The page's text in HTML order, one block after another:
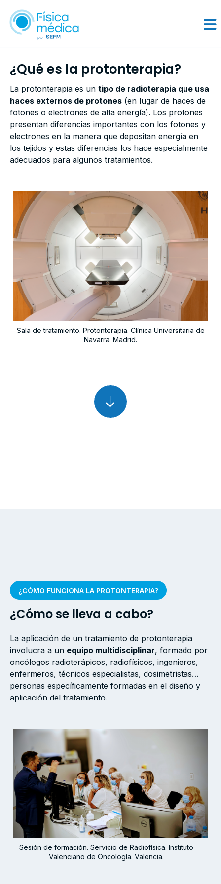
arrow_right_alt
Sala de tratamiento. Protonterapia. Clínica Universitaria de
Navarra. Madrid.
¿Qué es la protonterapia?
La protonterapia es un tipo de radioterapia que usa
haces externos de protones (en lugar de haces de
fotones o electrones de alta energía). Los protones
presentan diferencias importantes con los fotones y
electrones en la manera que depositan energía en
los tejidos y estas diferencias los hace especialmente
adecuados para algunos tratamientos.
Sesión de formación. Servicio de Radiofísica. Instituto
Valenciano de Oncología. Valencia.
¿CÓMO FUNCIONA LA PROTONTERAPIA?
¿Cómo se lleva a cabo?
La aplicación de un tratamiento de protonterapia
involucra a un equipo multidisciplinar, formado por
oncólogos radioterápicos, radiofísicos, ingenieros,
enfermeros, técnicos especialistas, dosimetristas…
personas específicamente formadas en el diseño y
aplicación del tratamiento.